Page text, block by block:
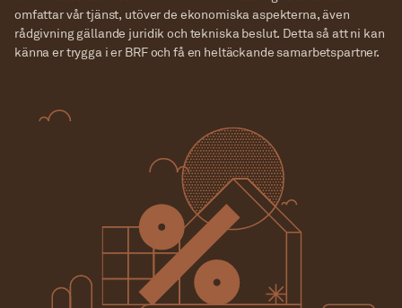
Kundservice
Ekonomisk plan
Kostnadskalkyl
Intygsgivning
Underhållsplaner
Kontakta oss
Nyheter
Karriär
Kundservice
omfattar vår tjänst, utöver de ekonomiska aspekterna, även
rådgivning gällande juridik och tekniska beslut. Detta så att ni kan
känna er trygga i er BRF och få en heltäckande samarbetspartner.